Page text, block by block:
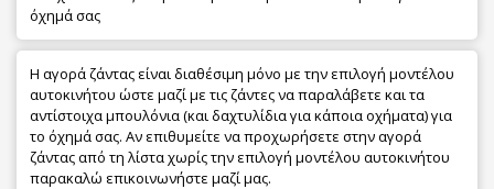
όχημά σας
Η αγορά ζάντας είναι διαθέσιμη μόνο με την επιλογή μοντέλου
αυτοκινήτου ώστε μαζί με τις ζάντες να παραλάβετε και τα
αντίστοιχα μπουλόνια (και δαχτυλίδια για κάποια οχήματα) για
το όχημά σας. Αν επιθυμείτε να προχωρήσετε στην αγορά
ζάντας από τη λίστα χωρίς την επιλογή μοντέλου αυτοκινήτου
παρακαλώ επικοινωνήστε μαζί μας.